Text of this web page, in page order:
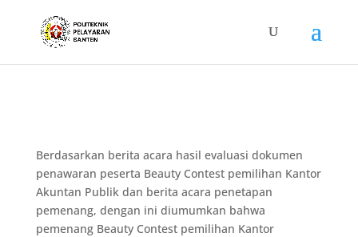
Berdasarkan berita acara hasil evaluasi dokumen
penawaran peserta Beauty Contest pemilihan Kantor
Akuntan Publik dan berita acara penetapan
pemenang, dengan ini diumumkan bahwa
pemenang Beauty Contest pemilihan Kantor